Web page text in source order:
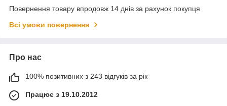
Повернення товару впродовж 14 днів за рахунок покупця
Всі умови повернення
Про нас
100% позитивних з 243 відгуків за рік
Працює з 19.10.2012